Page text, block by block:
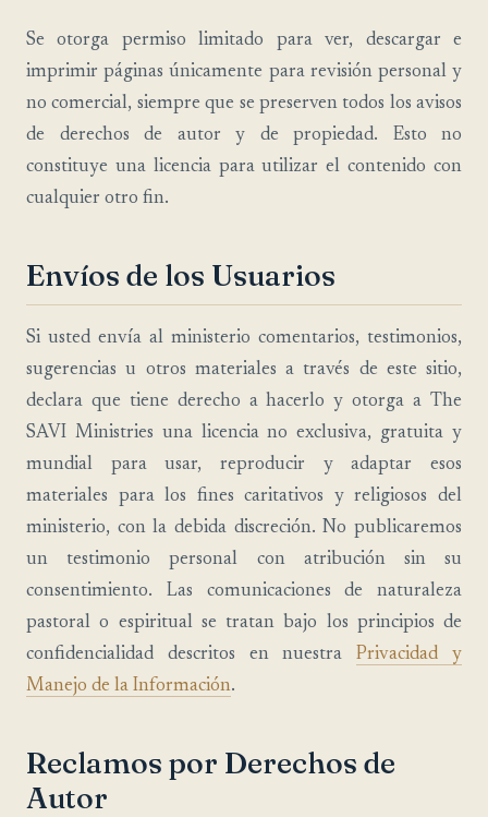
Se otorga permiso limitado para ver, descargar e
imprimir páginas únicamente para revisión personal y
no comercial, siempre que se preserven todos los avisos
de derechos de autor y de propiedad. Esto no
constituye una licencia para utilizar el contenido con
cualquier otro fin.
Envíos de los Usuarios
Si usted envía al ministerio comentarios, testimonios,
sugerencias u otros materiales a través de este sitio,
declara que tiene derecho a hacerlo y otorga a The
SAVI Ministries una licencia no exclusiva, gratuita y
mundial para usar, reproducir y adaptar esos
materiales para los fines caritativos y religiosos del
ministerio, con la debida discreción. No publicaremos
un testimonio personal con atribución sin su
consentimiento. Las comunicaciones de naturaleza
pastoral o espiritual se tratan bajo los principios de
confidencialidad descritos en nuestraPrivacidad y
Manejo de la Información.
Reclamos por Derechos de
Autor